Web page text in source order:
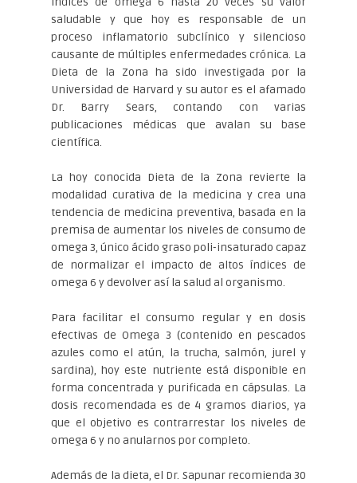
saludable y que hoy es responsable de un
proceso inflamatorio subclínico y silencioso
causante de múltiples enfermedades crónica. La
Dieta de la Zona ha sido investigada por la
Universidad de Harvard y su autor es el afamado
Dr. Barry Sears, contando con varias
publicaciones médicas que avalan su base
científica.
La hoy conocida Dieta de la Zona revierte la
modalidad curativa de la medicina y crea una
tendencia de medicina preventiva, basada en la
premisa de aumentar los niveles de consumo de
omega 3, único ácido graso poli-insaturado capaz
de normalizar el impacto de altos índices de
omega 6 y devolver así la salud al organismo.
Para facilitar el consumo regular y en dosis
efectivas de Omega 3 (contenido en pescados
azules como el atún, la trucha, salmón, jurel y
sardina), hoy este nutriente está disponible en
forma concentrada y purificada en cápsulas. La
dosis recomendada es de 4 gramos diarios, ya
que el objetivo es contrarrestar los niveles de
omega 6 y no anularnos por completo.
Además de la dieta, el Dr. Sapunar recomienda 30